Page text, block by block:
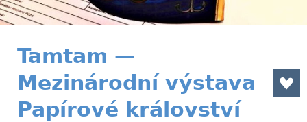
Tamtam —
Mezinárodní výstava
Papírové království